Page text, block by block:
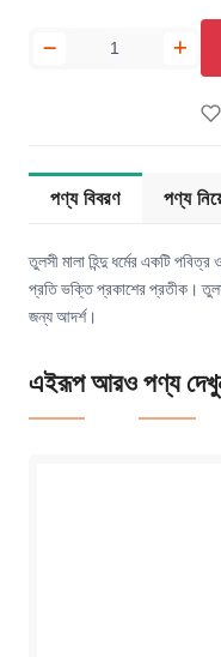
পণ্য বিবরণ পণ্য
তুলসী মালা হিন্দু ধর্মের একটি
প্রতি ভক্তি প্রকাশের প্রতীক।
জন্য আদর্শ।
এইরূপ আরও পণ্য